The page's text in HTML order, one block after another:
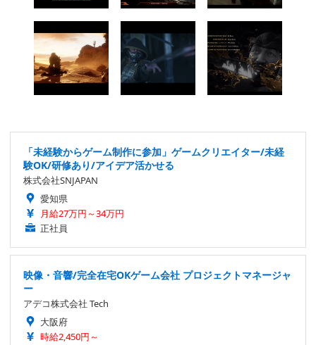
「未経験からゲーム制作に参加」ゲームクリエイター/未経
験OK/研修あり/アイデア活かせる
株式会社SNJAPAN
愛知県
月給27万円～34万円
正社員
映像・音響/完全在宅OKゲーム会社 プロジェクトマネージャ
ー
アデコ株式会社 Tech
大阪府
時給2,450円～